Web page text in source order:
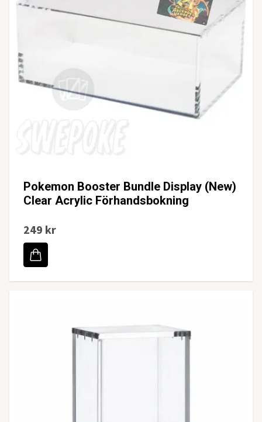
Pokemon Booster Bundle Display (New)
Clear Acrylic Förhandsbokning
249 kr